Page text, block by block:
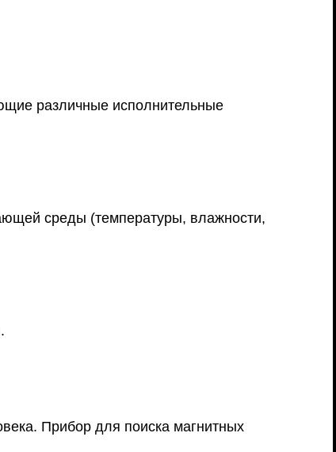
различные исполнительные
среды (температуры, влажности,
Прибор для поиска магнитных